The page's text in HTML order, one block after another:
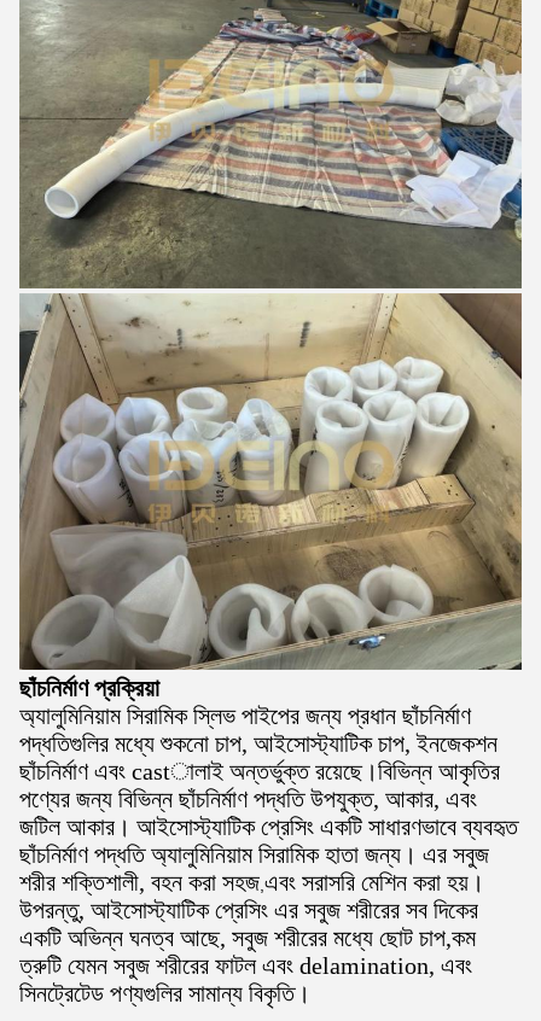
ছাঁচনির্মাণ প্রক্রিয়া
অ্যালুমিনিয়াম সিরামিক স্লিভ পাইপের জন্য প্রধান ছাঁচনির্মাণ
পদ্ধতিগুলির মধ্যে শুকনো চাপ, আইসোস্ট্যাটিক চাপ, ইনজেকশন
ছাঁচনির্মাণ এবং castালাই অন্তর্ভুক্ত রয়েছে।বিভিন্ন আকৃতির
পণ্যের জন্য বিভিন্ন ছাঁচনির্মাণ পদ্ধতি উপযুক্ত, আকার, এবং
জটিল আকার। আইসোস্ট্যাটিক প্রেসিং একটি সাধারণভাবে ব্যবহৃত
ছাঁচনির্মাণ পদ্ধতি অ্যালুমিনিয়াম সিরামিক হাতা জন্য। এর সবুজ
শরীর শক্তিশালী, বহন করা সহজএবং সরাসরি মেশিন করা হয়।
উপরন্তু, আইসোস্ট্যাটিক প্রেসিং এর সবুজ শরীরের সব দিকের
একটি অভিন্ন ঘনত্ব আছে, সবুজ শরীরের মধ্যে ছোট চাপ,কম
ত্রুটি যেমন সবুজ শরীরের ফাটল এবং delamination, এবং
সিনট্রেটেড পণ্যগুলির সামান্য বিকৃতি।